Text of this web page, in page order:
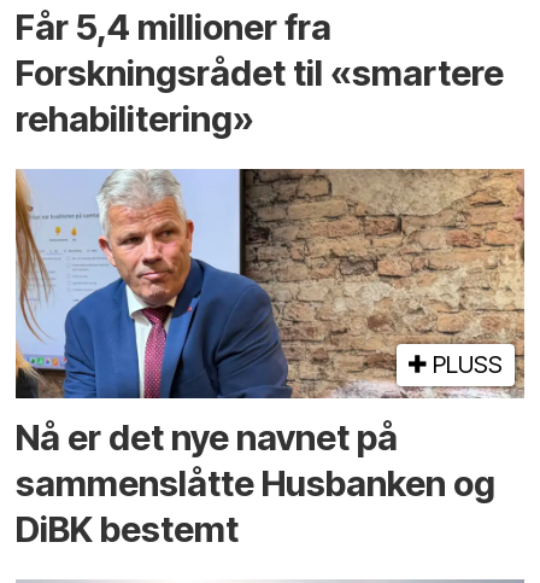
Får 5,4 millioner fra
Forskningsrådet til «smartere
rehabilitering»
PLUSS
Nå er det nye navnet på
sammenslåtte Husbanken og
DiBK bestemt